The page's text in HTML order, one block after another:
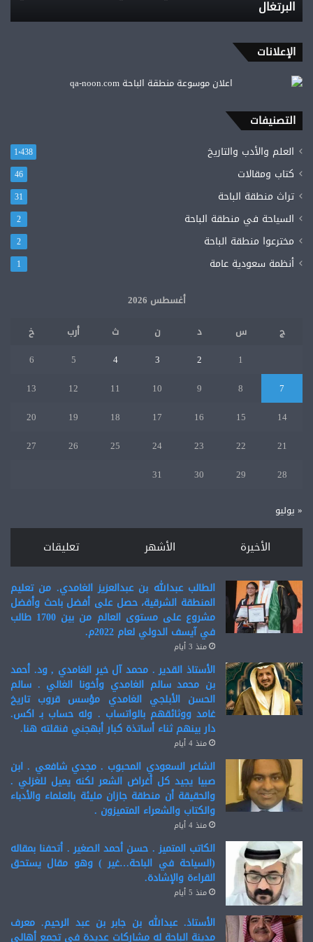
البرتغال
البرتغال
الإعلانات
التصنيفات
العلم والأدب والتاريخ 1٬438
كتاب ومقالات 46
تراث منطقة الباحة 31
السياحة في منطقة الباحة 2
مخترعوا منطقة الباحة 2
أنظمة سعودية عامة 1
أغسطس 2026
ج
س د ن ث أرب
خ
1
2
3
4
5
6
7
8
9
10
11
12
13
14
15
16
17
18
19
20
21
22
23
24
25
26
27
28
29
30
31
« يوليو
الأخيرة الأشهر تعليقات
الطالب عبدالله بن عبدالعزيز الغامدي. من تعليم
المنطقة الشرقية، حصل على أفضل باحث وأفضل
مشروع على مستوى العالم من بين 1700 طالب
في آيسف الدولي لعام 2022م.
منذ 3 أيام
الأستاذ القدير . محمد آل خير الغامدي , ود. أحمد
بن محمد سالم الغامدي وأخونا الغالي . سالم
الحسن الأبلجي الغامدي مؤسس قروب تاريخ
غامد ووثائقهم بالواتساب . وله حساب بـ اكس.
دار بينهم ثناء أساتذة كبار أبهجني فنقلته هنا.
منذ 4 أيام
الشاعر السعودي المحبوب . مجدي شافعي . ابن
صبيا يجيد كل أغراض الشعر لكنه يميل للغزلي .
والحقيقة أن منطقة جازان مليئة بالعلماء والأدباء
والكتاب والشعراء المتميزون .
منذ 4 أيام
الكاتب المتميز . حسن أحمد الصغير . أتحفنا بمقاله
(السياحة في الباحة…غير ) وهو مقال يستحق
القراءة والإشادة.
منذ 5 أيام
الأستاذ. عبدالله بن جابر بن عبد الرحيم. معرف
مدينة الباحة له مشاركات عديدة في تجمع أهالي